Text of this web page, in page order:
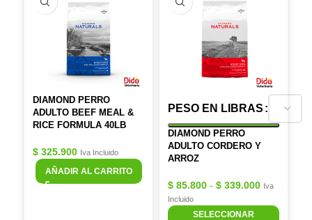
DIAMOND PERRO
ADULTO BEEF MEAL &
RICE FORMULA 40LB
$ 325.900 Iva Incluido
AÑADIR AL CARRITO
PESO EN LIBRAS
DIAMOND PERRO
ADULTO CORDERO Y
ARROZ
$ 85.800 - $ 339.000 Iva
Incluido
SELECCIONAR